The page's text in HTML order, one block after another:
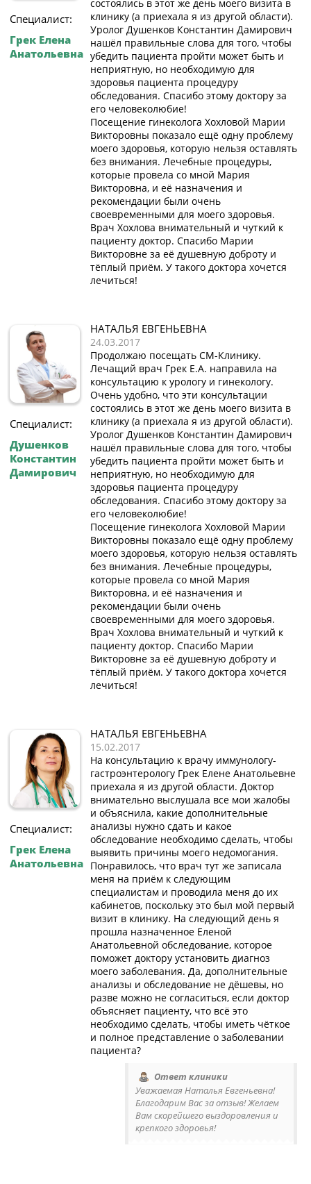
Специалист:
Грек Елена
Анатольевна
состоялись в этот же день моего визита в
клинику (а приехала я из другой области).
Уролог Душенков Константин Дамирович
нашёл правильные слова для того, чтобы
убедить пациента пройти может быть и
неприятную, но необходимую для
здоровья пациента процедуру
обследования. Спасибо этому доктору за
его человеколюбие!
Посещение гинеколога Хохловой Марии
Викторовны показало ещё одну проблему
моего здоровья, которую нельзя оставлять
без внимания. Лечебные процедуры,
которые провела со мной Мария
Викторовна, и её назначения и
рекомендации были очень
своевременными для моего здоровья.
Врач Хохлова внимательный и чуткий к
пациенту доктор. Спасибо Марии
Викторовне за её душевную доброту и
тёплый приём. У такого доктора хочется
лечиться!
Специалист:
Душенков
Константин
Дамирович
НАТАЛЬЯ ЕВГЕНЬЕВНА
24.03.2017
Продолжаю посещать СМ-Клинику.
Лечащий врач Грек Е.А. направила на
консультацию к урологу и гинекологу.
Очень удобно, что эти консультации
состоялись в этот же день моего визита в
клинику (а приехала я из другой области).
Уролог Душенков Константин Дамирович
нашёл правильные слова для того, чтобы
убедить пациента пройти может быть и
неприятную, но необходимую для
здоровья пациента процедуру
обследования. Спасибо этому доктору за
его человеколюбие!
Посещение гинеколога Хохловой Марии
Викторовны показало ещё одну проблему
моего здоровья, которую нельзя оставлять
без внимания. Лечебные процедуры,
которые провела со мной Мария
Викторовна, и её назначения и
рекомендации были очень
своевременными для моего здоровья.
Врач Хохлова внимательный и чуткий к
пациенту доктор. Спасибо Марии
Викторовне за её душевную доброту и
тёплый приём. У такого доктора хочется
лечиться!
Специалист:
Грек Елена
Анатольевна
НАТАЛЬЯ ЕВГЕНЬЕВНА
15.02.2017
На консультацию к врачу иммунологу-
гастроэнтерологу Грек Елене Анатольевне
приехала я из другой области. Доктор
внимательно выслушала все мои жалобы
и объяснила, какие дополнительные
анализы нужно сдать и какое
обследование необходимо сделать, чтобы
выявить причины моего недомогания.
Понравилось, что врач тут же записала
меня на приём к следующим
специалистам и проводила меня до их
кабинетов, поскольку это был мой первый
визит в клинику. На следующий день я
прошла назначенное Еленой
Анатольевной обследование, которое
поможет доктору установить диагноз
моего заболевания. Да, дополнительные
анализы и обследование не дёшевы, но
разве можно не согласиться, если доктор
объясняет пациенту, что всё это
необходимо сделать, чтобы иметь чёткое
и полное представление о заболевании
пациента?
Ответ клиники
Уважаемая Наталья Евгеньевна!
Благодарим Вас за отзыв! Желаем
Вам скорейшего выздоровления и
крепкого здоровья!